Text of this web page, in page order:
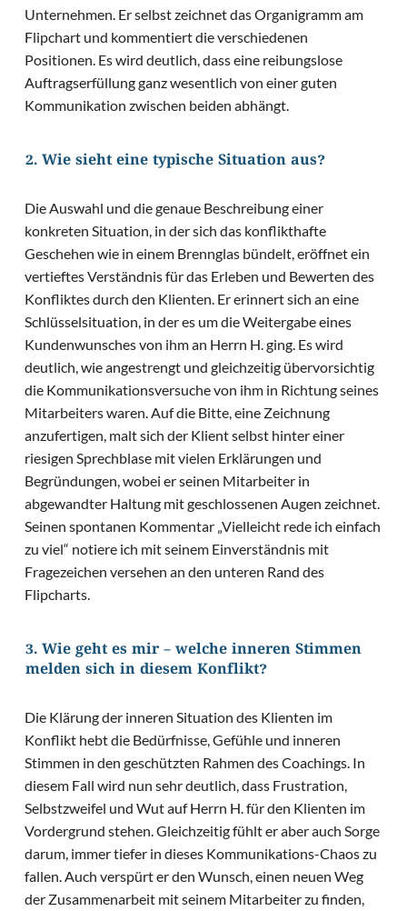
Unternehmen. Er selbst zeichnet das Organigramm am
Flipchart und kommentiert die verschiedenen
Positionen. Es wird deutlich, dass eine reibungslose
Auftragserfüllung ganz wesentlich von einer guten
Kommunikation zwischen beiden abhängt.
2. Wie sieht eine typische Situation aus?
Die Auswahl und die genaue Beschreibung einer
konkreten Situation, in der sich das konflikthafte
Geschehen wie in einem Brennglas bündelt, eröffnet ein
vertieftes Verständnis für das Erleben und Bewerten des
Konfliktes durch den Klienten. Er erinnert sich an eine
Schlüsselsituation, in der es um die Weitergabe eines
Kundenwunsches von ihm an Herrn H. ging. Es wird
deutlich, wie angestrengt und gleichzeitig übervorsichtig
die Kommunikationsversuche von ihm in Richtung seines
Mitarbeiters waren. Auf die Bitte, eine Zeichnung
anzufertigen, malt sich der Klient selbst hinter einer
riesigen Sprechblase mit vielen Erklärungen und
Begründungen, wobei er seinen Mitarbeiter in
abgewandter Haltung mit geschlossenen Augen zeichnet.
Seinen spontanen Kommentar „Vielleicht rede ich einfach
zu viel“ notiere ich mit seinem Einverständnis mit
Fragezeichen versehen an den unteren Rand des
Flipcharts.
3. Wie geht es mir – welche inneren Stimmen
melden sich in diesem Konflikt?
Die Klärung der inneren Situation des Klienten im
Konflikt hebt die Bedürfnisse, Gefühle und inneren
Stimmen in den geschützten Rahmen des Coachings. In
diesem Fall wird nun sehr deutlich, dass Frustration,
Selbstzweifel und Wut auf Herrn H. für den Klienten im
Vordergrund stehen. Gleichzeitig fühlt er aber auch Sorge
darum, immer tiefer in dieses Kommunikations-Chaos zu
fallen. Auch verspürt er den Wunsch, einen neuen Weg
der Zusammenarbeit mit seinem Mitarbeiter zu finden,